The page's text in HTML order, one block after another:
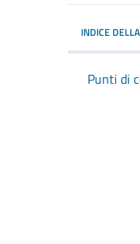
INDICE
Punti di